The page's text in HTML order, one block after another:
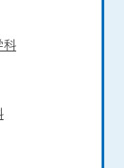
科